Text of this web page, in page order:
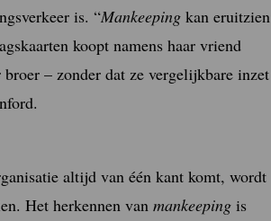
is. “Mankeeping kan eruitzien
koopt namens haar vriend
– zonder dat ze vergelijkbare inzet
altijd van één kant komt, wordt
Het herkennen van mankeeping is